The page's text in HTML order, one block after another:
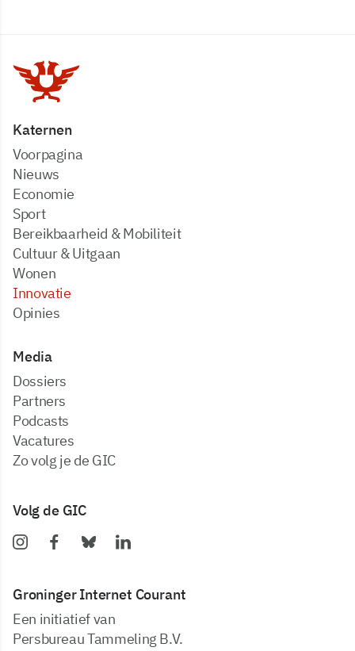
Katernen
Voorpagina
Nieuws
Economie
Sport
Bereikbaarheid & Mobiliteit
Cultuur & Uitgaan
Wonen
Innovatie
Opinies
Media
dossiers
partners
podcasts
vacatures
zo volg je de GIC
Volg de GIC
Groninger Internet Courant
Een initiatief van
Persbureau Tammeling B.V.